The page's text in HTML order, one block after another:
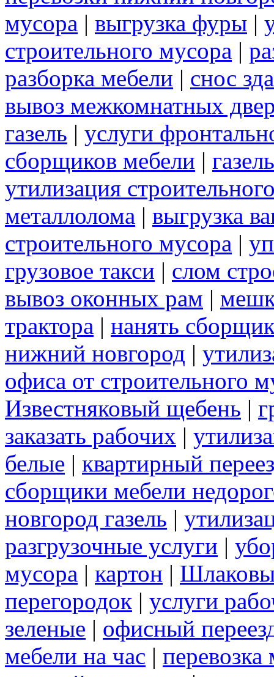
мусора | выгрузка фуры |
строительного мусора |
разборка мебели | снос
вывоз межкомнатных
газель | услуги
сборщиков мебели |
утилизация
металлолома | выгрузка
строительного мусора |
грузовое такси | слом
вывоз оконных рам |
трактора | нанять
нижний новгород |
офиса от строительного
Известняковый щебень |
заказать рабочих |
белые | квартирный
сборщики мебели
новгород газель |
разгрузочные услуги |
мусора | картон |
перегородок | услуги
зеленые | офисный
мебели на час |